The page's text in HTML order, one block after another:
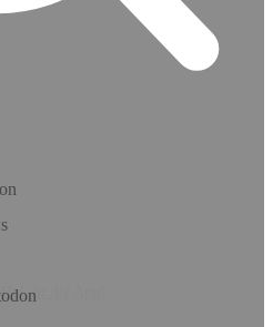
Hol dir die App!